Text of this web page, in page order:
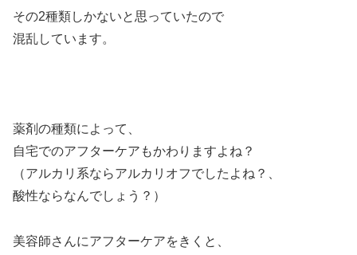
その2種類しかないと思っていたので
混乱しています。
薬剤の種類によって、
自宅でのアフターケアもかわりますよね？
（アルカリ系ならアルカリオフでしたよね？、
酸性ならなんでしょう？）
美容師さんにアフターケアをきくと、